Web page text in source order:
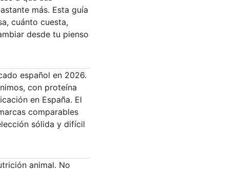
más. Esta guía
cuánto cuesta,
desde tu pienso
español en 2026.
con proteína
en España. El
comparables
sólida y difícil
animal. No